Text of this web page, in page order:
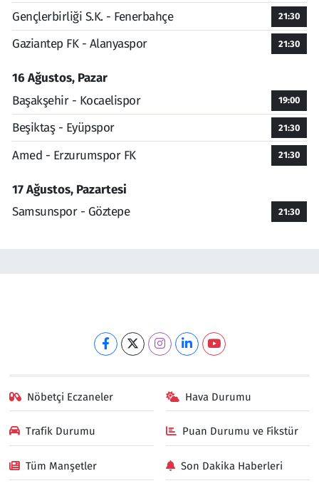
Gençlerbirliği S.K. - Fenerbahçe 21:30
Gaziantep FK - Alanyaspor 21:30
16 Ağustos, Pazar
Başakşehir - Kocaelispor
19:00
Beşiktaş - Eyüpspor 21:30
Amed - Erzurumspor FK 21:30
17 Ağustos, Pazartesi
Samsunspor - Göztepe
21:30
Nöbetçi Eczaneler Hava Durumu
Trafik Durumu Puan Durumu ve Fikstür
Tüm Manşetler Son Dakika Haberleri